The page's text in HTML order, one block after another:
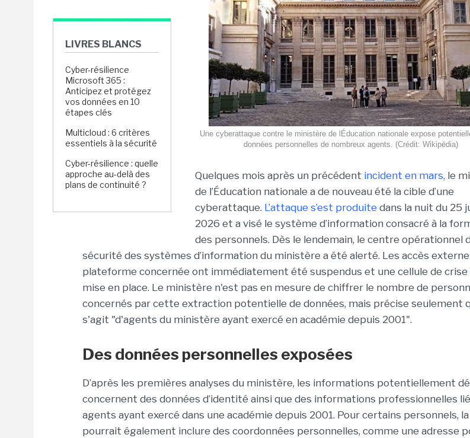
LIVRES BLANCS
Cyber-résilience
Microsoft 365 :
Anticipez et protégez
vos données en 10
étapes clés
Multicloud : 6 critères
essentiels à la sécurité
Cyber-résilience : quelle
approche au-delà des
plans de continuité ?
Une cyberattaque contre le ministère de lÉducation nationale expose
données personnelles de nombreux agents. (Crédit: Wikipédia)
Quelques mois après un précédent incident en mars, le
de l’Éducation nationale a de nouveau été la cible d’une
cyberattaque. L’attaque s’est produite dans la nuit du 25
2026 et a visé le système d’information consacré à la
des personnels. Dès le lendemain, le centre opérationnel
sécurité des systèmes d’information du ministère a été alerté. Les accès
plateforme concernée ont immédiatement été suspendus et une cellule de crise
mise en place. Le ministère n'est pas en mesure de chiffrer le nombre de
concernés par cette extraction potentielle de données, mais précise seulement
s'agit "d'agents du ministère ayant exercé en académie depuis 2001".
Des données personnelles exposées
D’après les premières analyses du ministère, les informations potentiellement
concernent des données d’identité ainsi que des informations professionnelles
agents ayant exercé dans une académie depuis 2001. Pour certains personnels,
pourrait également inclure des coordonnées personnelles, comme une adresse